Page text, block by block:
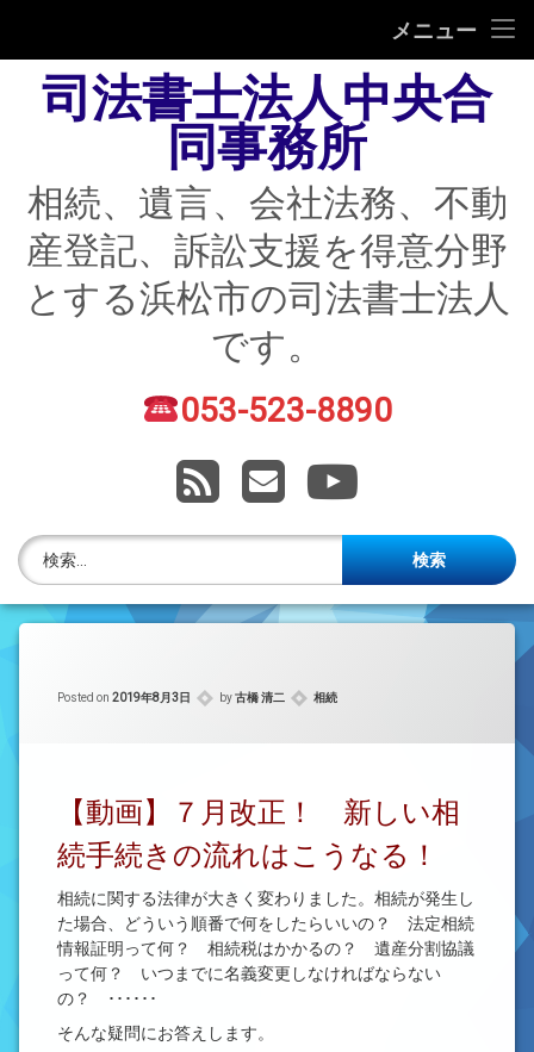
メニュー
相続
不動産登記
債務整理
住宅ローン返済にお困りの方
賃貸トラブル
株主名簿管理人
ご相談について
法律を勉強しよう
司法書士資格者・受験生募集中
司法書士法人中央合
同事務所
相続、遺言、会社法務、不動
産登記、訴訟支援を得意分野
とする浜松市の司法書士法人
です。
電話番号: 053-523-8890
RSSメールアドレス
YouTube
検索:
Posted on 2019年8月3日 by古橋 清二 カテゴリー:
相続
【動画】７月改正！ 新しい相
続手続きの流れはこうなる！
相続に関する法律が大きく変わりました。相続が発生し
た場合、どういう順番で何をしたらいいの？ 法定相続
情報証明って何？ 相続税はかかるの？ 遺産分割協議
って何？ いつまでに名義変更しなければならない
の？ ･･････
そんな疑問にお答えします。